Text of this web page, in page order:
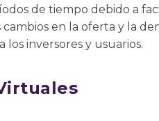
de tiempo debido a
en la oferta y la
inversores y usuarios.